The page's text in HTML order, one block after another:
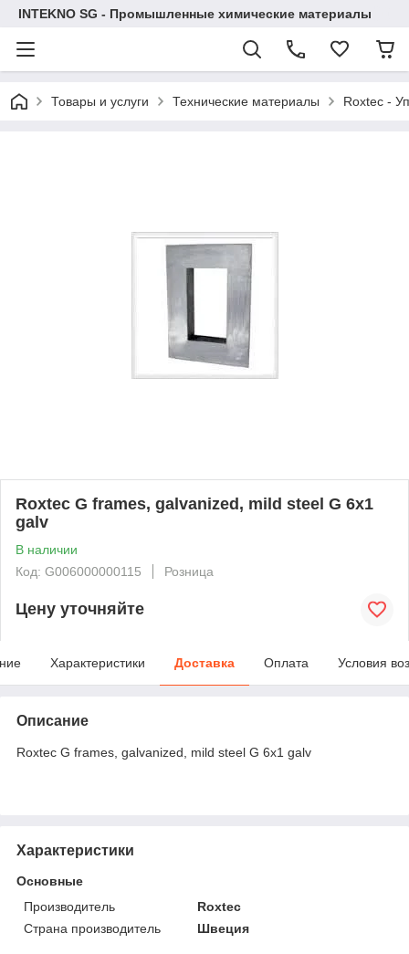
INTEKNO SG - Промышленные химические материалы
Товары и услуги Технические материалы Roxtec -
Roxtec G frames, galvanized, mild steel G 6x1
galv
В наличии
Код: G006000000115
Розница
Цену уточняйте
Характеристики Доставка Оплата Условия
Описание
Roxtec G frames, galvanized, mild steel G 6x1 galv
Характеристики
Основные
Производитель
Roxtec
Страна производитель
Швеция